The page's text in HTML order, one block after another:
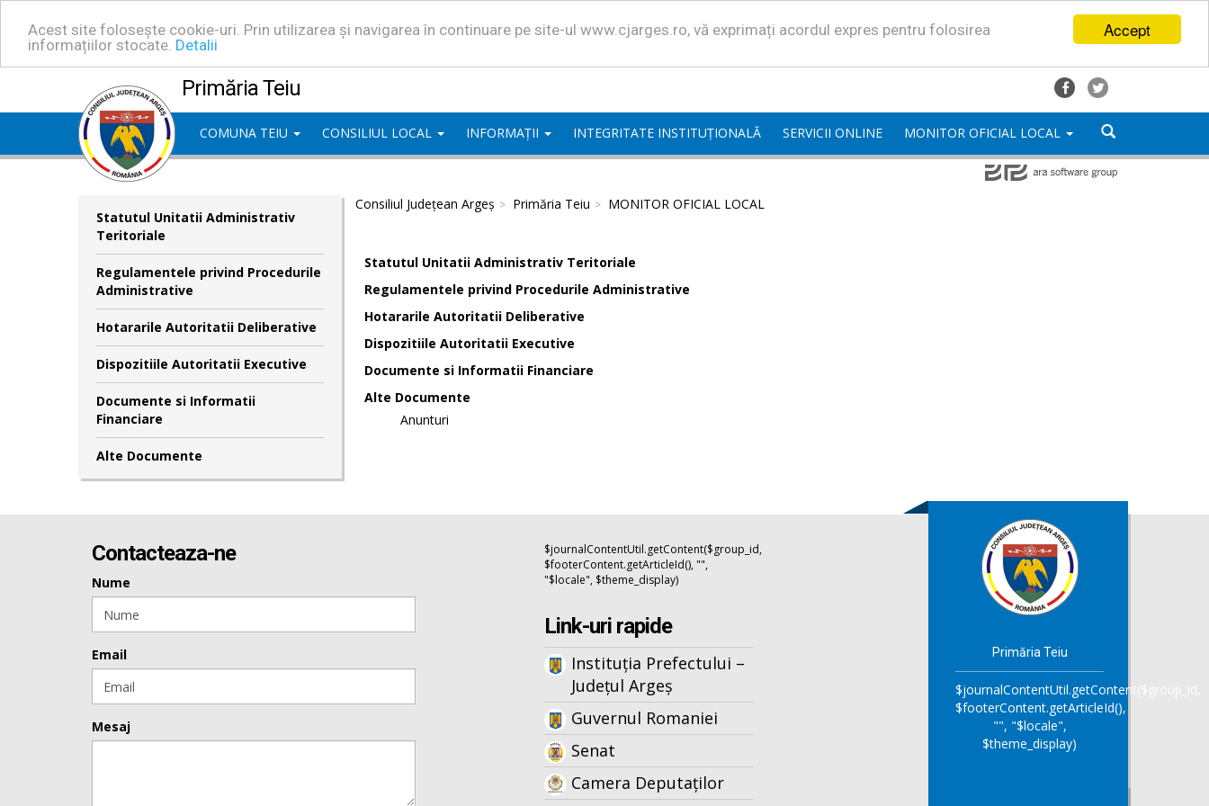
Accept
Acest site folosește cookie-uri. Prin utilizarea și navigarea în continuare pe site-ul www.cjarges.ro, vă exprimați acordul expres pentru folosirea
informațiilor stocate. Detalii
Primăria Teiu
COMUNA TEIU CONSILIUL LOCAL INFORMAȚII INTEGRITATE INSTITUȚIONALĂ SERVICII ONLINE MONITOR OFICIAL LOCAL
Statutul Unitatii Administrativ
Teritoriale
Regulamentele privind Procedurile
Administrative
Hotararile Autoritatii Deliberative
Dispozitiile Autoritatii Executive
Documente si Informatii
Financiare
Alte Documente
Consiliul Județean Argeș Primăria Teiu MONITOR OFICIAL LOCAL
Statutul Unitatii Administrativ Teritoriale
Regulamentele privind Procedurile Administrative
Hotararile Autoritatii Deliberative
Dispozitiile Autoritatii Executive
Documente si Informatii Financiare
Alte Documente
Anunturi
Contacteaza-ne
Nume
Email
Mesaj
$journalContentUtil.getContent($group_id,
$footerContent.getArticleId(), "",
"$locale", $theme_display)
Link-uri rapide
Instituția Prefectului –
Județul Argeș
Guvernul Romaniei
Senat
Camera Deputaților
Primăria Teiu
$journalContentUtil.getContent($group_id,
$footerContent.getArticleId(),
"", "$locale",
$theme_display)